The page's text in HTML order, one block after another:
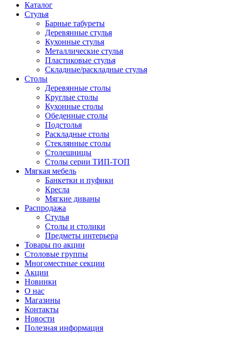
Каталог
Стулья
Барные табуреты
Деревянные стулья
Кухонные стулья
Металлические стулья
Пластиковые стулья
Складные/раскладные стулья
Столы
Деревянные столы
Круглые столы
Кухонные столы
Обеденные столы
Подстолья
Раскладные столы
Стеклянные столы
Столешницы
Столы серии ТИП-ТОП
Мягкая мебель
Банкетки и пуфики
Кресла
Мягкие диваны
Распродажа
Стулья
Столы и столики
Предметы интерьера
Товары по акции
Столовые группы
Многоместные секции
Акции
Новинки
О нас
Магазины
Контакты
Новости
Полезная информация